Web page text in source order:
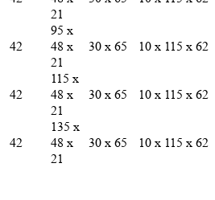
21
42
95 х
48 х
21
30 х 65 10 х 115 х 62
42
115 х
48 х
21
30 х 65 10 х 115 х 62
42
135 х
48 х
21
30 х 65 10 х 115 х 62